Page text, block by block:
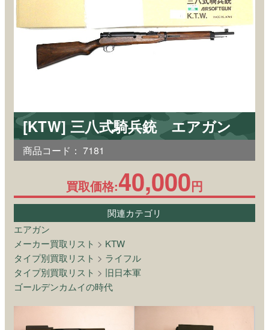
[KTW] 三八式騎兵銃 エアガン
商品コード： 7181
買取価格:40,000円
関連カテゴリ
エアガン
メーカー買取リスト > KTW
タイプ別買取リスト > ライフル
タイプ別買取リスト > 旧日本軍
ゴールデンカムイの時代